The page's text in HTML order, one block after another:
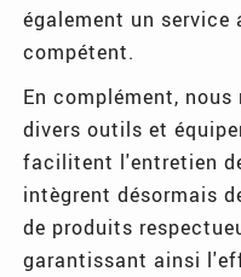
également un service
compétent.
En complément,
divers outils et
facilitent l'entretien
intègrent désormais
de produits
garantissant ainsi